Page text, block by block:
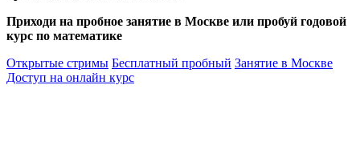
Приходи на пробное занятие в Москве или пробуй годовой
курс по математике
Открытые стримы Бесплатный пробный Занятие в Москве
Доступ на онлайн курс